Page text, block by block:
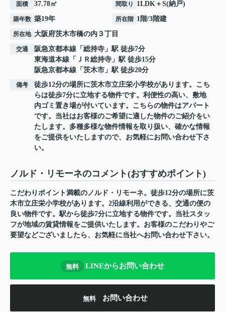
面積 37.78㎡ 間取り 1LDK＋S(納戸)
築年数 築19年 所在階 1階/3階建
所在地 大阪府茨木市橋の内 ３丁目
交通 阪急京都本線 「 総持寺 」駅 徒歩7分
東海道本線 「 ＪＲ総持寺 」駅 徒歩15分
阪急京都本線 「 茨木市 」駅 徒歩20分
備考
徒歩12分の場所に茨木市立庄栄小学校があります。こち
らは徒歩7分に立地する物件です。利便性の高い、敷地
内ゴミ置き場が付いています。こちらの物件はアパート
です。当社はお客様のご希望に適した物件のご紹介をい
たします。多種多様な物件情報を取り扱い、確かな情報
をご提供をいたしますので、お気軽にお問い合わせ下さ
い。
ノルド・リモーネのコメント(おすすめポイント)
こだわりポイント満載のノルド・リモーネ。徒歩12分の場所に茨
木市立庄栄小学校があります。2沿線利用ができる、交通の便の
良い物件です。駅から徒歩7分に立地する物件です。当社スタッ
フが地域の賃貸情報をご提供いたします。お客様のこだわりやご
要望などございましたら、お気軽に当社へお問い合わせ下さい。
無料 LINEからお問い合わせ
無料 お問い合わせ